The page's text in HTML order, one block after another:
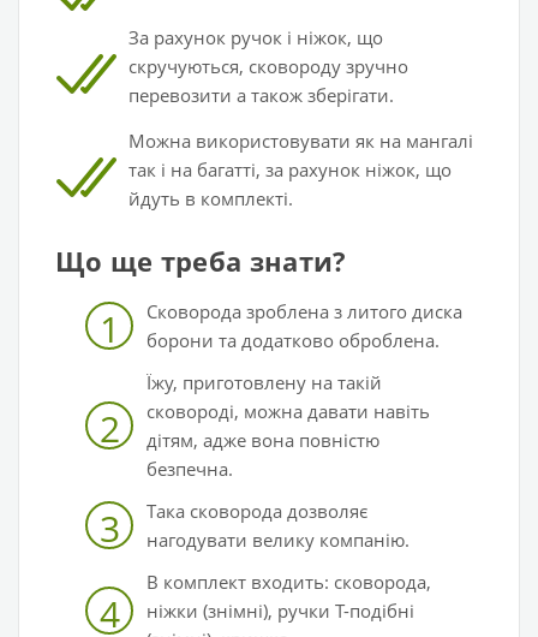
За рахунок ручок і ніжок, що
скручуються, сковороду зручно
перевозити а також зберігати.
Можна використовувати як на мангалі
так і на багатті, за рахунок ніжок, що
йдуть в комплекті.
Що ще треба знати?
1
Сковорода зроблена з литого диска
борони та додатково оброблена.
2
Їжу, приготовлену на такій
сковороді, можна давати навіть
дітям, адже вона повністю
безпечна.
3
Така сковорода дозволяє
нагодувати велику компанію.
4
В комплект входить: сковорода,
ніжки (знімні), ручки Т-подібні